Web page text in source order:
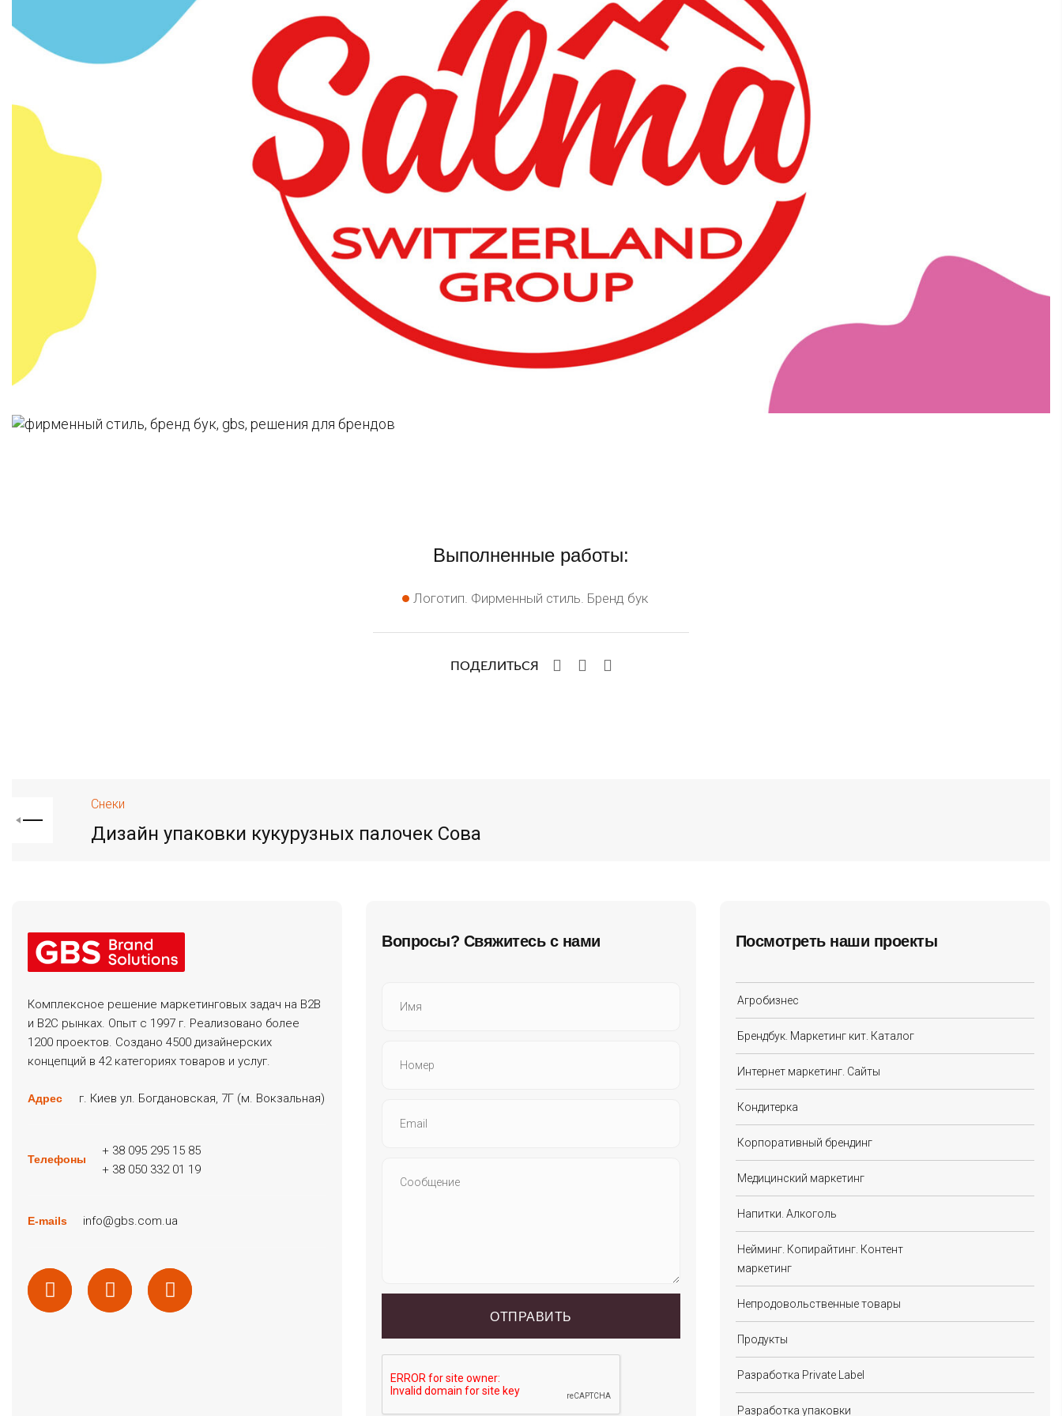
Выполненные работы:
Логотип. Фирменный стиль. Бренд бук
ПОДЕЛИТЬСЯ
Снеки
Дизайн упаковки кукурузных палочек Сова
Комплексное решение маркетинговых задач на B2B
и B2C рынках. Опыт с 1997 г. Реализовано более
1200 проектов. Создано 4500 дизайнерских
концепций в 42 категориях товаров и услуг.
Адрес г. Киев ул. Богдановская, 7Г (м. Вокзальная)
Телефоны
+ 38 095 295 15 85
+ 38 050 332 01 19
E-mails info@gbs.com.ua
Вопросы? Свяжитесь с нами Посмотреть наши проекты
Агробизнес
Брендбук. Маркетинг кит. Каталог
Интернет маркетинг. Сайты
Кондитерка
Корпоративный брендинг
Медицинский маркетинг
Напитки. Алкоголь
Нейминг. Копирайтинг. Контент
маркетинг
Непродовольственные товары
Продукты
Разработка Private Label
Разработка упаковки